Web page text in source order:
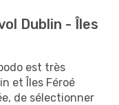
Dublin - Îles
est très
et Îles Féroé
de sélectionner